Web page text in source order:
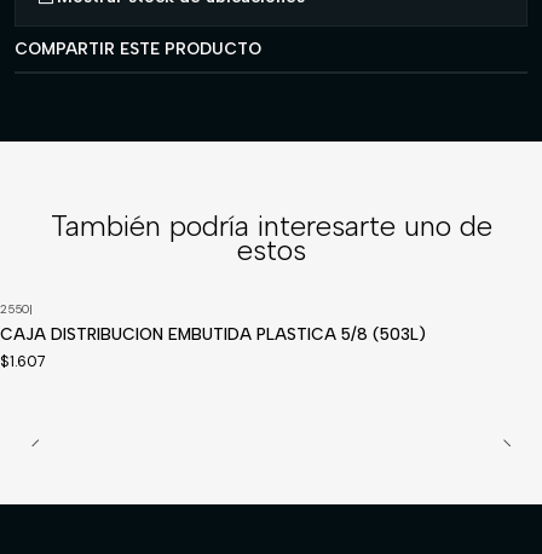
COMPARTIR ESTE PRODUCTO
También podría interesarte uno de
estos
2550|
CAJA DISTRIBUCION EMBUTIDA PLASTICA 5/8 (503L)
$1.607